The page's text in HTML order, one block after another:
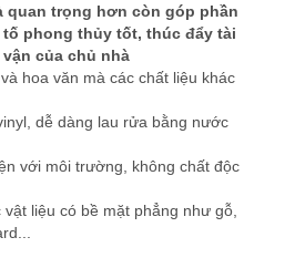
quan trọng hơn còn góp phần
phong thủy tốt, thúc đẩy tài
của chủ nhà
hoa văn mà các chất liệu khác
dễ dàng lau rửa bằng nước
với môi trường, không chất độc
vật liệu có bề mặt phẳng như gỗ,